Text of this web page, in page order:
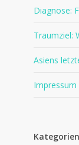
Diagnose:
Traumziel:
Asiens
Impressum
Kategorien